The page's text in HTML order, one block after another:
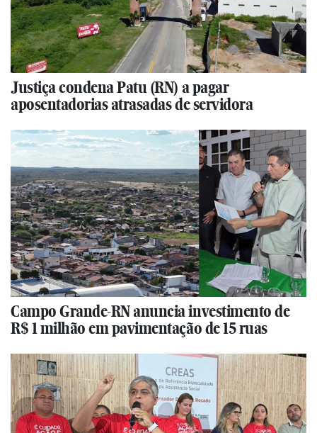
Justiça condena Patu (RN) a pagar
aposentadorias atrasadas de servidora
Campo Grande-RN anuncia investimento de
R$ 1 milhão em pavimentação de 15 ruas